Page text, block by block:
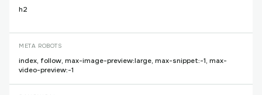
h2
META ROBOTS
index, follow, max-image-preview:large, max-snippet:-1, max-
video-preview:-1